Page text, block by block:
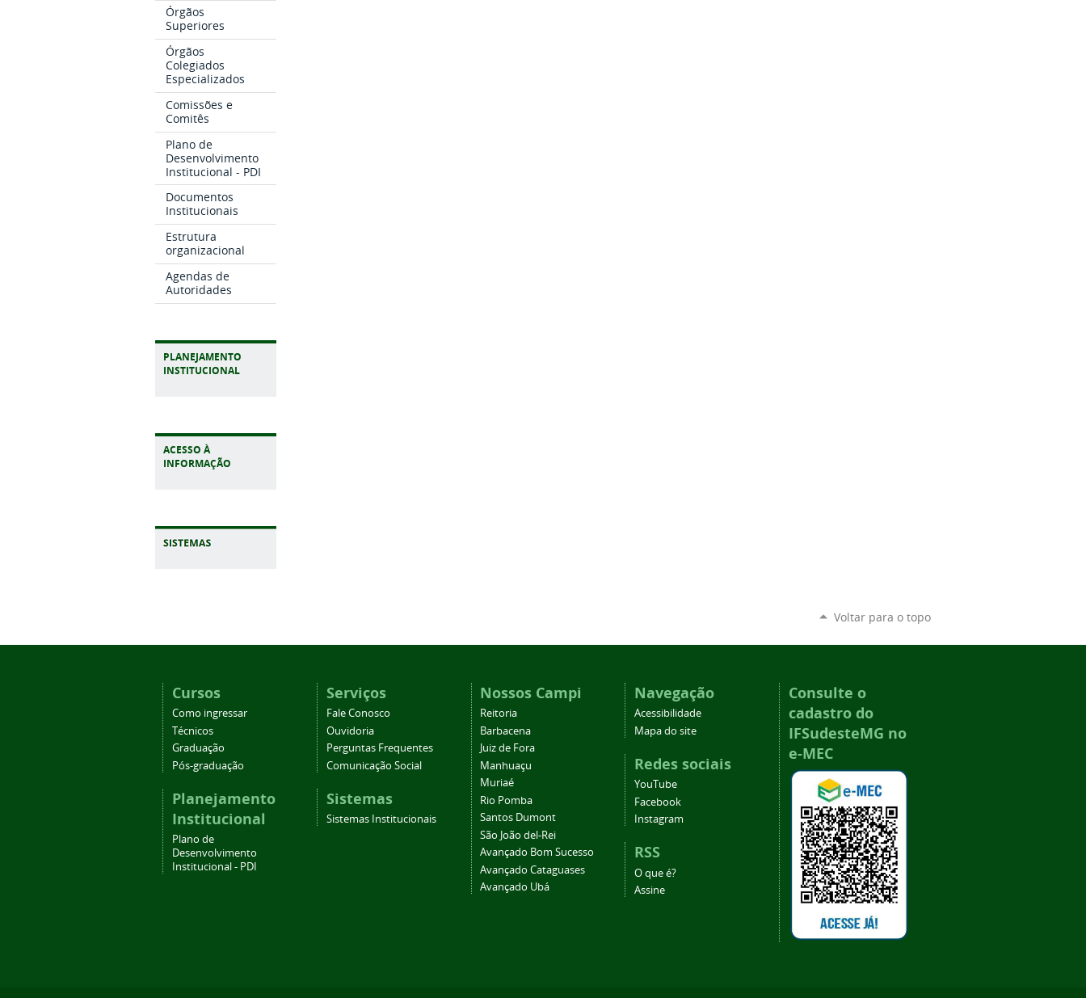
Órgãos
Superiores
Órgãos
Colegiados
Especializados
Comissões e
Comitês
Plano de
Desenvolvimento
Institucional - PDI
Documentos
Institucionais
Estrutura
organizacional
Agendas de
Autoridades
PLANEJAMENTO
INSTITUCIONAL
ACESSO À
INFORMAÇÃO
Voltar para o topo
Cursos
Como ingressar
Técnicos
Graduação
Pós-graduação
Planejamento
Institucional
Plano de
Desenvolvimento
Institucional - PDI
Serviços
Fale Conosco
Ouvidoria
Perguntas Frequentes
Comunicação Social
Sistemas
Sistemas Institucionais
Nossos Campi
Reitoria
Barbacena
Juiz de Fora
Manhuaçu
Muriaé
Rio Pomba
Santos Dumont
São João del-Rei
Avançado Bom Sucesso
Avançado Cataguases
Avançado Ubá
Navegação
Acessibilidade
Mapa do site
Redes sociais
YouTube
Facebook
Instagram
RSS
O que é?
Assine
Consulte o
cadastro do
IFSudesteMG no
e-MEC